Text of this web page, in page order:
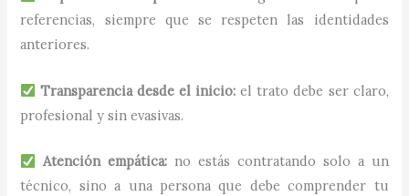
referencias, siempre que se respeten las identidades
anteriores.
Transparencia desde el inicio: el trato debe ser claro,
profesional y sin evasivas.
Atención empática:no estás contratando solo a un
técnico, sino a una persona que debe comprender tu